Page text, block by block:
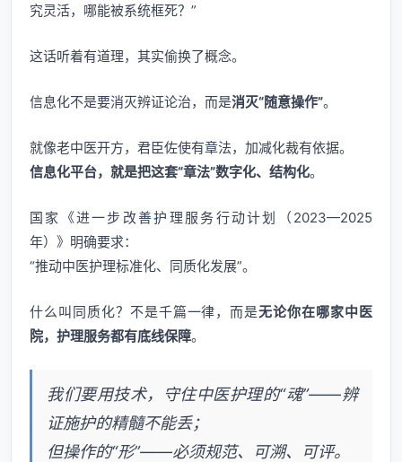
究灵活，哪能被系统框死？”
这话听着有道理，其实偷换了概念。
信息化不是要消灭辨证论治，而是消灭“随意操作”。
就像老中医开方，君臣佐使有章法，加减化裁有依据。
信息化平台，就是把这套“章法”数字化、结构化。
国家《进一步改善护理服务行动计划（2023—2025
年）》明确要求：
“推动中医护理标准化、同质化发展”。
什么叫同质化？不是千篇一律，而是无论你在哪家中医
院，护理服务都有底线保障。
我们要用技术，守住中医护理的“魂”——辨
证施护的精髓不能丢；
但操作的“形”——必须规范、可溯、可评。